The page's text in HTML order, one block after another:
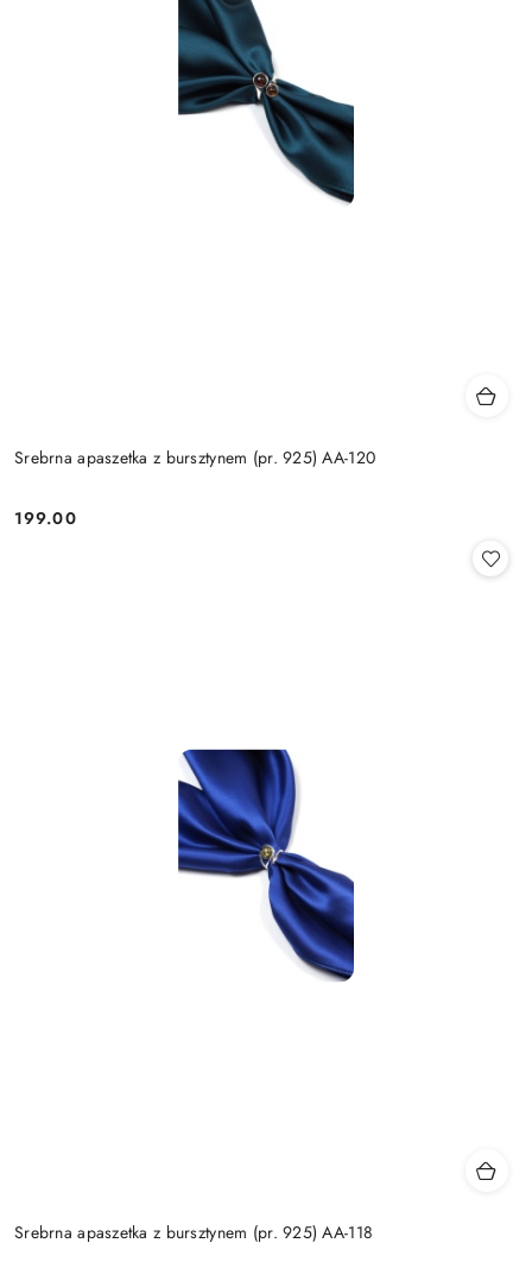
Srebrna apaszetka z bursztynem (pr. 925) AA-120
Cena:
199.00
Srebrna apaszetka z bursztynem (pr. 925) AA-118